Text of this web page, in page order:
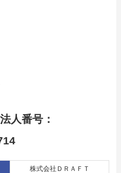
人番号：
株式会社ＤＲＡＦＴ